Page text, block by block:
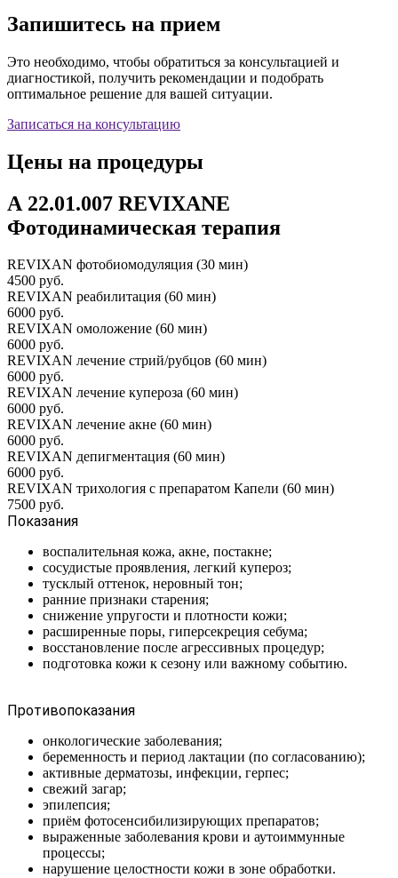
Запишитесь на прием
Это необходимо, чтобы обратиться за консультацией и
диагностикой, получить рекомендации и подобрать
оптимальное решение для вашей ситуации.
Записаться на консультацию
Цены на процедуры
А 22.01.007 REVIXANE
Фотодинамическая терапия
REVIXAN фотобиомодуляция (30 мин)
4500 руб.
REVIXAN реабилитация (60 мин)
6000 руб.
REVIXAN омоложение (60 мин)
6000 руб.
REVIXAN лечение стрий/рубцов (60 мин)
6000 руб.
REVIXAN лечение купероза (60 мин)
6000 руб.
REVIXAN лечение акне (60 мин)
6000 руб.
REVIXAN депигментация (60 мин)
6000 руб.
REVIXAN трихология с препаратом Капели (60 мин)
7500 руб.
Показания
воспалительная кожа, акне, постакне;
сосудистые проявления, легкий купероз;
тусклый оттенок, неровный тон;
ранние признаки старения;
снижение упругости и плотности кожи;
расширенные поры, гиперсекреция себума;
восстановление после агрессивных процедур;
подготовка кожи к сезону или важному событию.
Противопоказания
онкологические заболевания;
беременность и период лактации (по согласованию);
активные дерматозы, инфекции, герпес;
свежий загар;
эпилепсия;
приём фотосенсибилизирующих препаратов;
выраженные заболевания крови и аутоиммунные
процессы;
нарушение целостности кожи в зоне обработки.